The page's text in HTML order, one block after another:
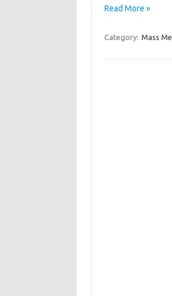
Read More »
Category: Mass